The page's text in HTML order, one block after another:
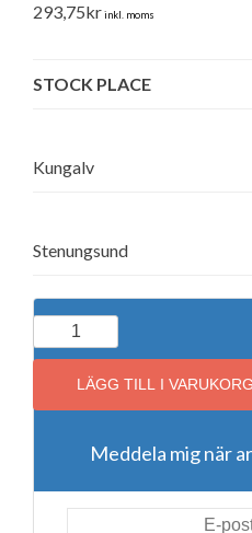
293,75krinkl. moms
STOCK PLACE
Kungalv
Stenungsund
364XL
Magenta
LÄGG TILL I VARUKORG
Meddela mig när